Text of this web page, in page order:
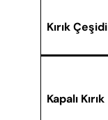
Kırık Çeşidi
Kapalı Kırık